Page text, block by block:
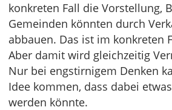
konkreten Fall die Vorstellung,
Gemeinden könnten durch
abbauen. Das ist im konkreten
Aber damit wird gleichzeitig
Nur bei engstirnigem Denken
Idee kommen, dass dabei
werden könnte.